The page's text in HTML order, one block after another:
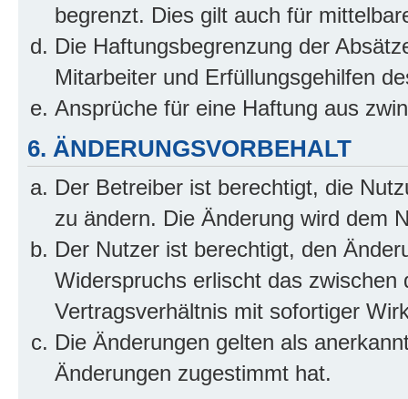
begrenzt. Dies gilt auch für
Die Haftungsbegrenzung der
Mitarbeiter und Erfüllungsgehilfen
Ansprüche für eine Haftung aus
6. ÄNDERUNGSVORBEHALT
Der Betreiber ist berechtigt, die
zu ändern. Die Änderung wird dem
Der Nutzer ist berechtigt, den
Widerspruchs erlischt das
Vertragsverhältnis mit sofortiger
Die Änderungen gelten als
Änderungen zugestimmt hat.